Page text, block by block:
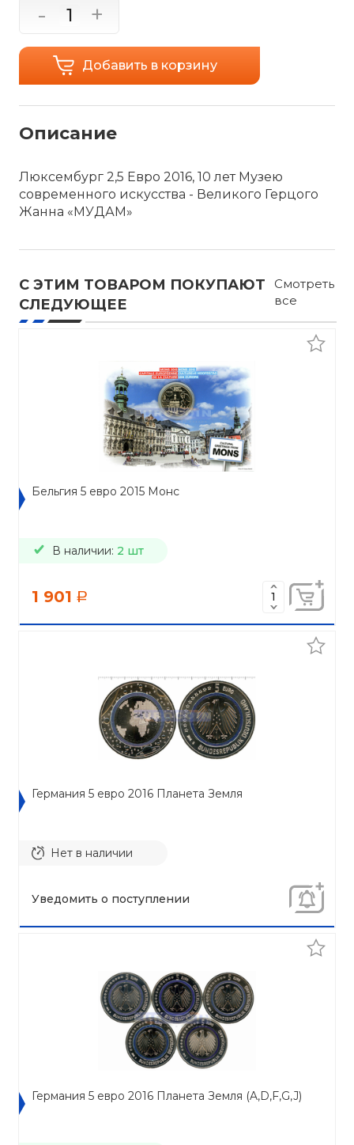
- +
Добавить в корзину
Описание
Люксембург 2,5 Евро 2016, 10 лет Музею
современного искусства - Великого Герцого
Жанна «МУДАМ»
С ЭТИМ ТОВАРОМ ПОКУПАЮТ
СЛЕДУЮЩЕЕ
Смотреть
все
Бельгия 5 евро 2015 Монс
В наличии: 2 шт
1 901 a
Германия 5 евро 2016 Планета Земля
Нет в наличии
Уведомить о поступлении
Германия 5 евро 2016 Планета Земля (A,D,F,G,J)